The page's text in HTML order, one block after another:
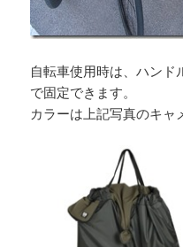
自転車使用時は、ハン
で固定できます。
カラーは上記写真のキャ